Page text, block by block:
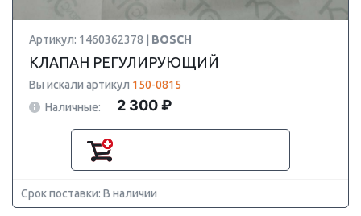
Артикул: 1460362378 | BOSCH
КЛАПАН РЕГУЛИРУЮЩИЙ
Вы искали артикул 150-0815
Наличные:
2 300 ₽
Срок поставки: В наличии